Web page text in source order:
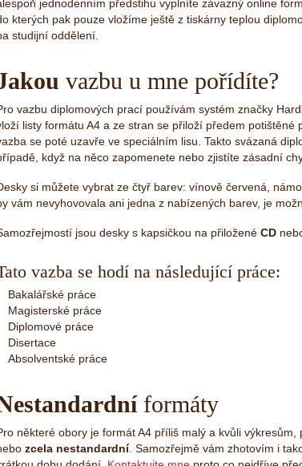
jednodenním předstihu vyplníte závazný online
kterých pak pouze vložíme ještě z tiskárny teplou
studijní oddělení.
vazbu u mne pořídíte?
vazbu diplomových prací používám systém značky
listy formátu A4 a ze stran se přiloží předem potištěné
se poté uzavře ve speciálním lisu. Takto svázaná
když na něco zapomenete nebo zjistíte zásadní
si můžete vybrat ze čtyř barev: vínově červená,
vám nevyhovovala ani jedna z nabízených barev, je
jsou desky s kapsičkou na přiložené CD
vazba se hodí na následující práce:
Bakalářské práce
Magisterské práce
Diplomové práce
Disertace
Absolventské práce
formáty
některé obory je formát A4 příliš malý a kvůli
zcela nestandardní. Samozřejmě vám zhotovím i